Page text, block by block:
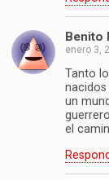
Benito
enero 3,
Tanto
un
el